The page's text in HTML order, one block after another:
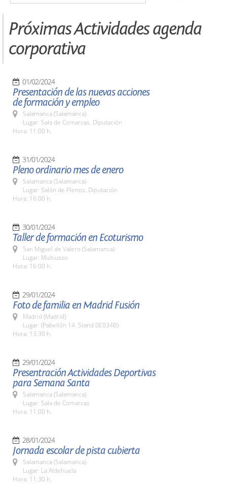
Próximas Actividades agenda
corporativa
01/02/2024
Presentación de las nuevas acciones
de formación y empleo
Salamanca (Salamanca)
Lugar: Sala de Comarcas. Diputación
Hora: 11:00 h.
31/01/2024
Pleno ordinario mes de enero
Salamanca (Salamanca)
Lugar: Salón de Plenos. Diputación
Hora: 16:00 h.
30/01/2024
Taller de formación en Ecoturismo
San Miguel de Valero (Salamanca)
Lugar: Multiusos
Hora: 16:00 h.
29/01/2024
Foto de familia en Madrid Fusión
Madrid (Madrid)
Lugar: (Pabellón 14. Stand 0E034B)
Hora: 13:30 h.
29/01/2024
Presentración Actividades Deportivas
para Semana Santa
Salamanca (Salamanca)
Lugar: Sala de Comarcas
Hora: 11:00 h.
28/01/2024
Jornada escolar de pista cubierta
Salamanca (Salamanca)
Lugar: La Aldehuela
Hora: 11:30 h.